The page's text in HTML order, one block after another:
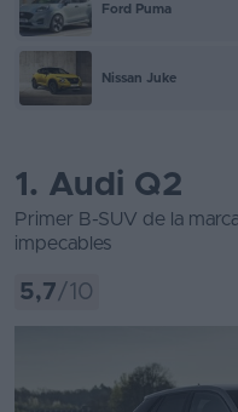
Ford Puma
Nissan Juke
1. Audi Q2
Primer B-SUV de la
impecables
5,7/10